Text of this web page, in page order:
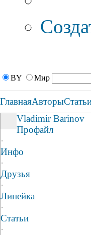
BY Мир
ГлавнаяАвторы
Vladimir Barinov
Профайл
·
Инфо
·
Друзья
·
Линейка
·
Статьи
·